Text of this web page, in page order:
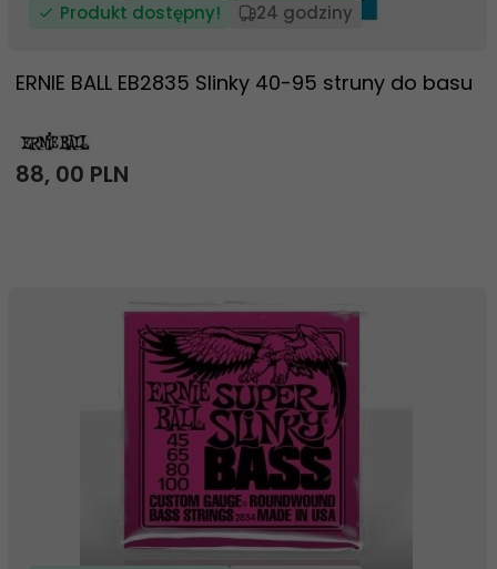
Produkt dostępny! 24 godziny
ERNIE BALL EB2835 Slinky 40-95 struny do basu
88, 00 PLN